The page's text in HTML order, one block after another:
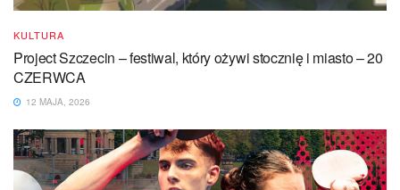
KULTURA
Project Szczecin – festiwal, który ożywi stocznię i miasto – 20
CZERWCA
12 MAJA, 2026